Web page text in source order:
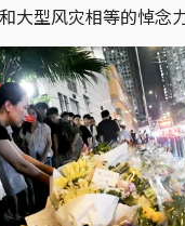
大型风灾相等的悼念力